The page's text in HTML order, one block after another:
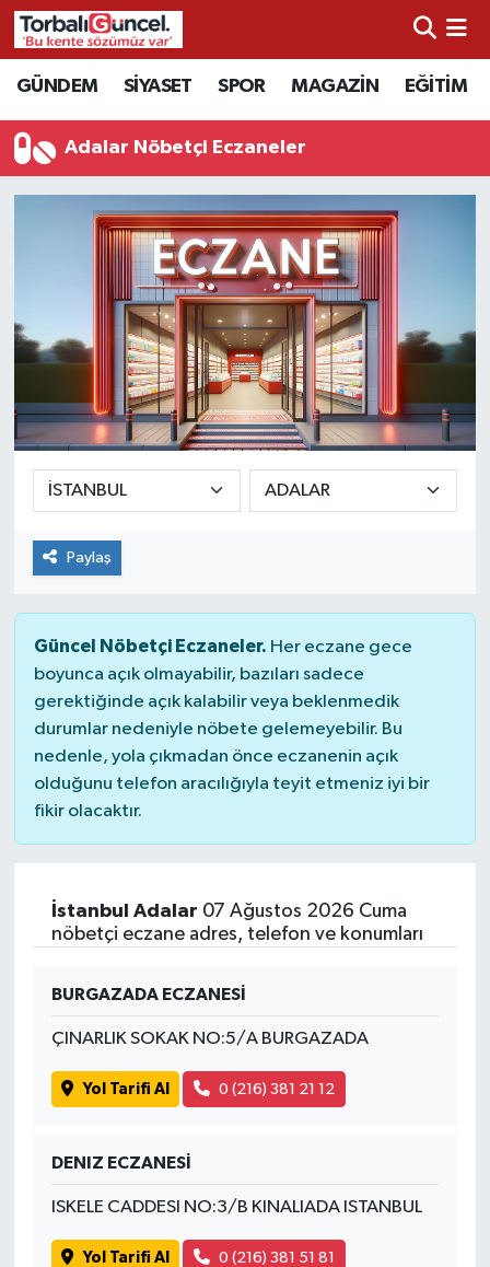
GÜNDEM SİYASET SPOR MAGAZİN EĞİTİM
Adalar Nöbetçi Eczaneler
Paylaş
Güncel Nöbetçi Eczaneler. Her eczane gece
boyunca açık olmayabilir, bazıları sadece
gerektiğinde açık kalabilir veya beklenmedik
durumlar nedeniyle nöbete gelemeyebilir. Bu
nedenle, yola çıkmadan önce eczanenin açık
olduğunu telefon aracılığıyla teyit etmeniz iyi bir
fikir olacaktır.
İstanbul Adalar 07 Ağustos 2026 Cuma
nöbetçi eczane adres, telefon ve konumları
BURGAZADA ECZANESİ
ÇINARLIK SOKAK NO:5/A BURGAZADA
Yol Tarifi Al 0 (216) 381 21 12
DENIZ ECZANESİ
ISKELE CADDESI NO:3/B KINALIADA ISTANBUL
Yol Tarifi Al 0 (216) 381 51 81
İzmir Nöbetçi Eczaneler
İzmir Hava Durumu
İzmir Namaz Vakitleri
İzmir Trafik Yoğunluk Haritası
Süper Lig Puan Durumu ve Fikstür
Tüm Manşetler
Son Dakika Haberleri
Haber Arşivi